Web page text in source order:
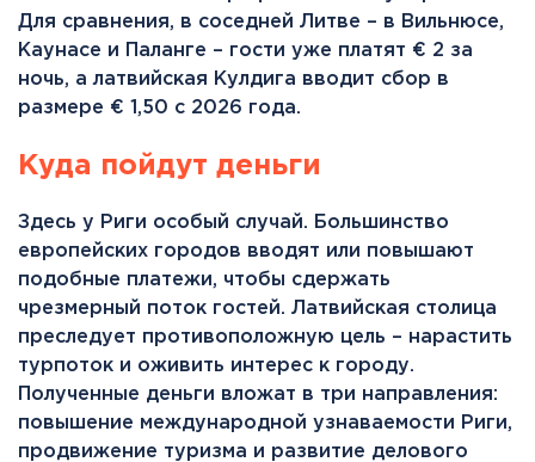
Для сравнения, в соседней Литве – в Вильнюсе,
Каунасе и Паланге – гости уже платят € 2 за
ночь, а латвийская Кулдига вводит сбор в
размере € 1,50 с 2026 года.
Куда пойдут деньги
Здесь у Риги особый случай. Большинство
европейских городов вводят или повышают
подобные платежи, чтобы сдержать
чрезмерный поток гостей. Латвийская столица
преследует противоположную цель – нарастить
турпоток и оживить интерес к городу.
Полученные деньги вложат в три направления:
повышение международной узнаваемости Риги,
продвижение туризма и развитие делового